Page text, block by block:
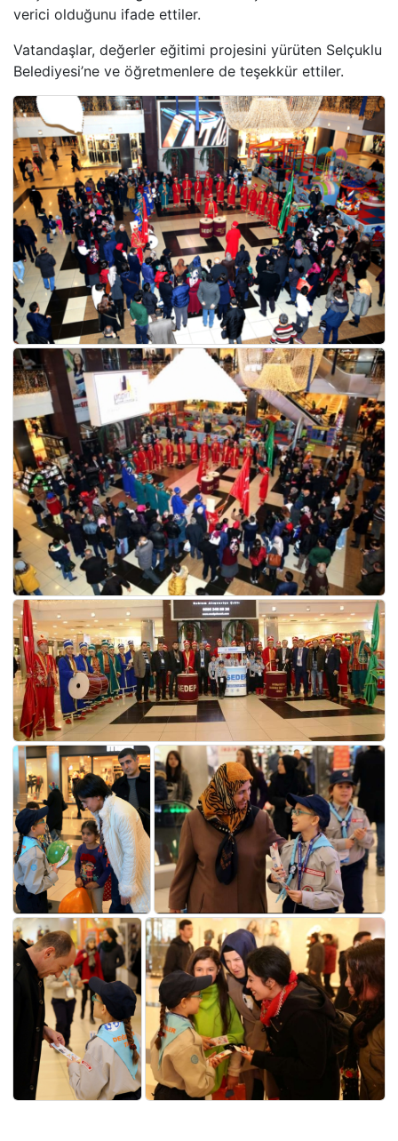
verici olduğunu ifade ettiler.
Vatandaşlar, değerler eğitimi projesini yürüten Selçuklu
Belediyesi’ne ve öğretmenlere de teşekkür ettiler.